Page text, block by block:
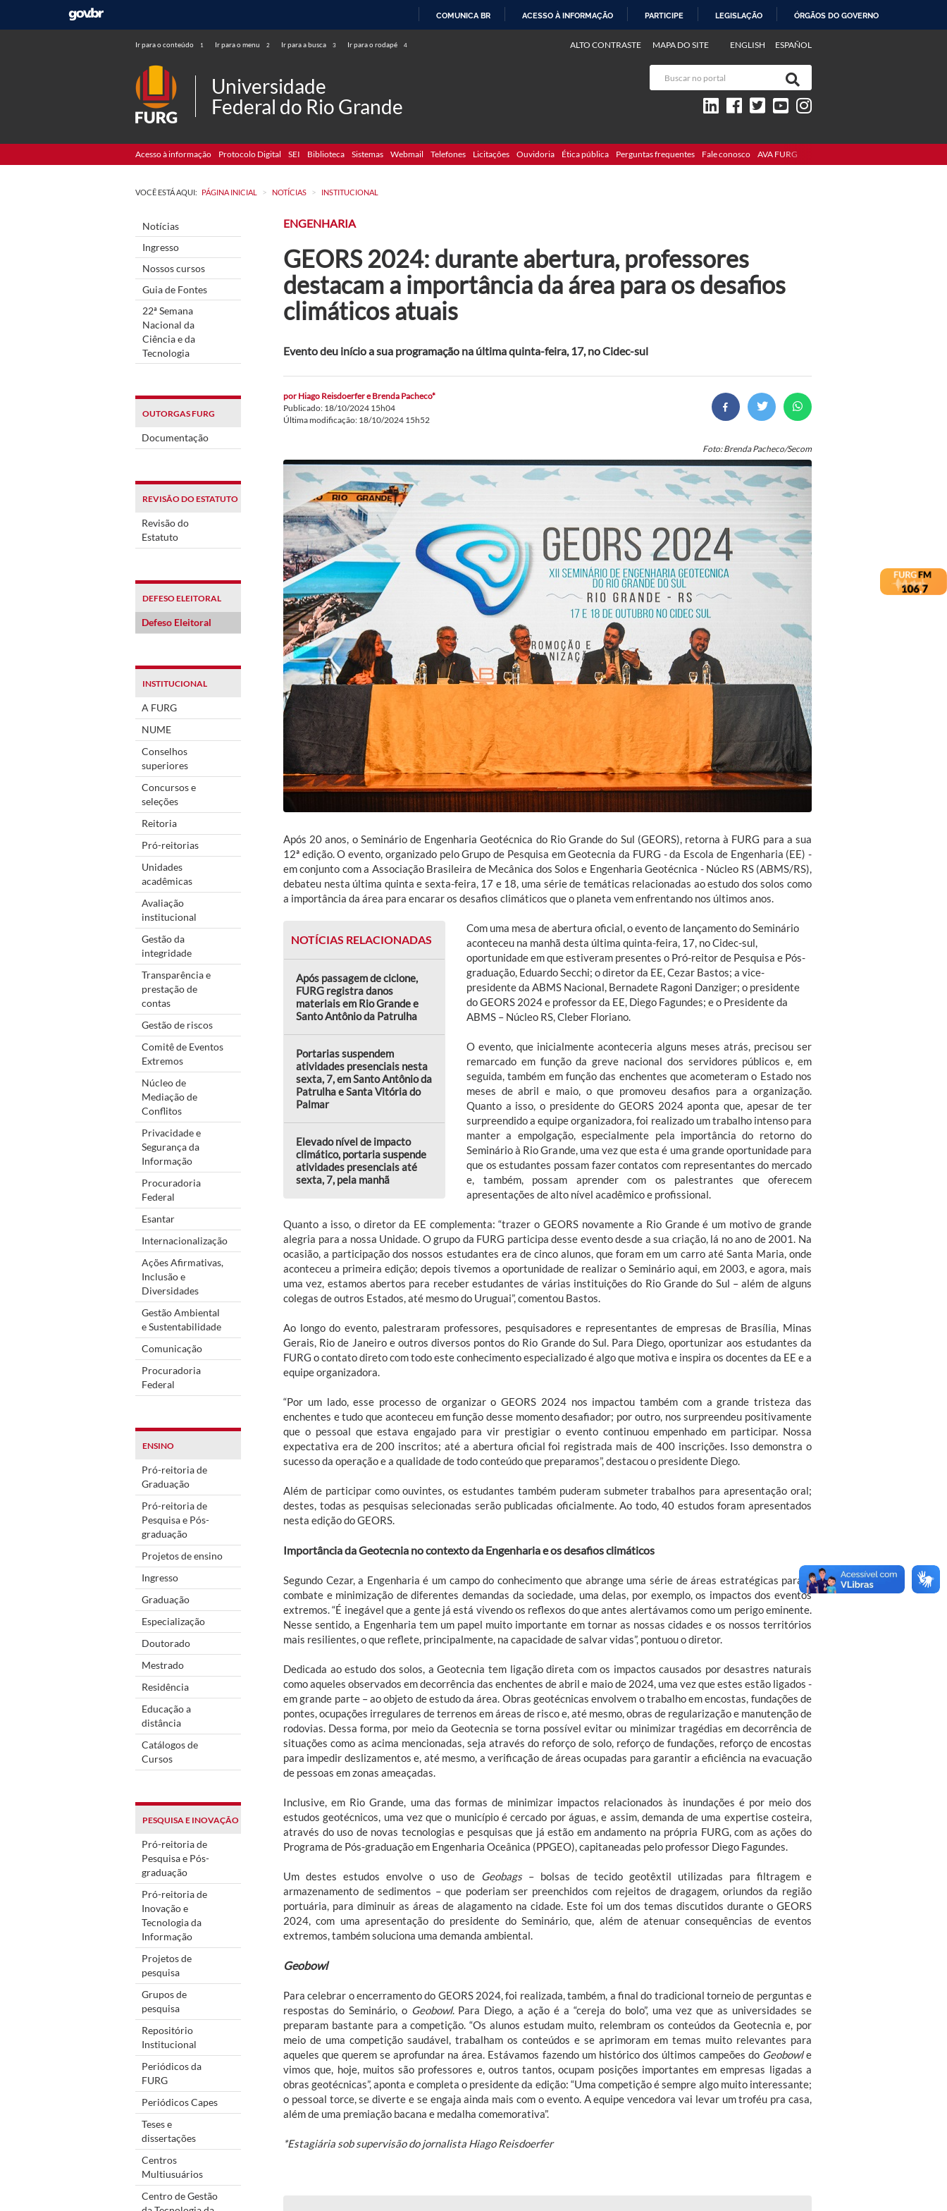
COMUNICA BR ACESSO À INFORMAÇÃO PARTICIPE LEGISLAÇÃO ÓRGÃOS DO GOVERNO
Ir para o conteúdo 1 Ir para o menu 2 Ir para a busca 3 Ir para o rodapé 4 ENGLISH ESPAÑOL
ALTO CONTRASTE MAPA DO SITE
Universidade
Federal do Rio Grande
Acesso à informação Protocolo Digital SEI Biblioteca Sistemas Webmail Telefones Licitações Ouvidoria Ética pública Perguntas frequentes Fale conosco AVA FURG
VOCÊ ESTÁ AQUI: PÁGINA INICIAL > NOTÍCIAS > INSTITUCIONAL
Notícias
Ingresso
Nossos cursos
Guia de Fontes
22ª Semana
Nacional da
Ciência e da
Tecnologia
OUTORGAS FURG
Documentação
REVISÃO DO ESTATUTO
Revisão do
Estatuto
DEFESO ELEITORAL
Defeso Eleitoral
INSTITUCIONAL
A FURG
NUME
Conselhos
superiores
Concursos e
seleções
Reitoria
Pró-reitorias
Unidades
acadêmicas
Avaliação
institucional
Gestão da
integridade
Transparência e
prestação de
contas
Gestão de riscos
Comitê de Eventos
Extremos
Núcleo de
Mediação de
Conflitos
Privacidade e
Segurança da
Informação
Procuradoria
Federal
Esantar
Internacionalização
Ações Afirmativas,
Inclusão e
Diversidades
Gestão Ambiental
e Sustentabilidade
Comunicação
Procuradoria
Federal
ENSINO
Pró-reitoria de
Graduação
Pró-reitoria de
Pesquisa e Pós-
graduação
Projetos de ensino
Ingresso
Graduação
Especialização
Doutorado
Mestrado
Residência
Educação a
distância
Catálogos de
Cursos
PESQUISA E INOVAÇÃO
Pró-reitoria de
Pesquisa e Pós-
graduação
Pró-reitoria de
Inovação e
Tecnologia da
Informação
Projetos de
pesquisa
Grupos de
pesquisa
Repositório
Institucional
Periódicos da
FURG
Periódicos Capes
Teses e
dissertações
Centros
Multiusuários
Centro de Gestão
ENGENHARIA
GEORS 2024: durante abertura, professores
destacam a importância da área para os desafios
climáticos atuais
Evento deu início a sua programação na última quinta-feira, 17, no Cidec-sul
por Hiago Reisdoerfer e Brenda Pacheco*
Publicado: 18/10/2024 15h04
Última modificação: 18/10/2024 15h52
Foto: Brenda Pacheco/Secom
Após 20 anos, o Seminário de Engenharia Geotécnica do Rio Grande do Sul (GEORS), retorna à FURG para a sua
12ª edição. O evento, organizado pelo Grupo de Pesquisa em Geotecnia da FURG - da Escola de Engenharia (EE) -
em conjunto com a Associação Brasileira de Mecânica dos Solos e Engenharia Geotécnica - Núcleo RS (ABMS/RS),
debateu nesta última quinta e sexta-feira, 17 e 18, uma série de temáticas relacionadas ao estudo dos solos como
a importância da área para encarar os desafios climáticos que o planeta vem enfrentando nos últimos anos.
NOTÍCIAS RELACIONADAS
Após passagem de ciclone,
FURG registra danos
materiais em Rio Grande e
Santo Antônio da Patrulha
Portarias suspendem
atividades presenciais nesta
sexta, 7, em Santo Antônio da
Patrulha e Santa Vitória do
Palmar
Elevado nível de impacto
climático, portaria suspende
atividades presenciais até
sexta, 7, pela manhã
Com uma mesa de abertura oficial, o evento de lançamento do Seminário
aconteceu na manhã desta última quinta-feira, 17, no Cidec-sul,
oportunidade em que estiveram presentes o Pró-reitor de Pesquisa e Pós-
graduação, Eduardo Secchi; o diretor da EE, Cezar Bastos; a vice-
presidente da ABMS Nacional, Bernadete Ragoni Danziger; o presidente
do GEORS 2024 e professor da EE, Diego Fagundes; e o Presidente da
ABMS – Núcleo RS, Cleber Floriano.
O evento, que inicialmente aconteceria alguns meses atrás, precisou ser
remarcado em função da greve nacional dos servidores públicos e, em
seguida, também em função das enchentes que acometeram o Estado nos
meses de abril e maio, o que promoveu desafios para a organização.
Quanto a isso, o presidente do GEORS 2024 aponta que, apesar de ter
surpreendido a equipe organizadora, foi realizado um trabalho intenso para
manter a empolgação, especialmente pela importância do retorno do
Seminário à Rio Grande, uma vez que esta é uma grande oportunidade para
que os estudantes possam fazer contatos com representantes do mercado
e, também, possam aprender com os palestrantes que oferecem
apresentações de alto nível acadêmico e profissional.
Quanto a isso, o diretor da EE complementa: “trazer o GEORS novamente a Rio Grande é um motivo de grande
alegria para a nossa Unidade. O grupo da FURG participa desse evento desde a sua criação, lá no ano de 2001. Na
ocasião, a participação dos nossos estudantes era de cinco alunos, que foram em um carro até Santa Maria, onde
aconteceu a primeira edição; depois tivemos a oportunidade de realizar o Seminário aqui, em 2003, e agora, mais
uma vez, estamos abertos para receber estudantes de várias instituições do Rio Grande do Sul – além de alguns
colegas de outros Estados, até mesmo do Uruguai”, comentou Bastos.
Ao longo do evento, palestraram professores, pesquisadores e representantes de empresas de Brasília, Minas
Gerais, Rio de Janeiro e outros diversos pontos do Rio Grande do Sul. Para Diego, oportunizar aos estudantes da
FURG o contato direto com todo este conhecimento especializado é algo que motiva e inspira os docentes da EE e a
equipe organizadora.
“Por um lado, esse processo de organizar o GEORS 2024 nos impactou também com a grande tristeza das
enchentes e tudo que aconteceu em função desse momento desafiador; por outro, nos surpreendeu positivamente
que o pessoal que estava engajado para vir prestigiar o evento continuou empenhado em participar. Nossa
expectativa era de 200 inscritos; até a abertura oficial foi registrada mais de 400 inscrições. Isso demonstra o
sucesso da operação e a qualidade de todo conteúdo que preparamos”, destacou o presidente Diego.
Além de participar como ouvintes, os estudantes também puderam submeter trabalhos para apresentação oral;
destes, todas as pesquisas selecionadas serão publicadas oficialmente. Ao todo, 40 estudos foram apresentados
nesta edição do GEORS.
Importância da Geotecnia no contexto da Engenharia e os desafios climáticos
Segundo Cezar, a Engenharia é um campo do conhecimento que abrange uma série de áreas estratégicas para o
combate e minimização de diferentes demandas da sociedade, uma delas, por exemplo, os impactos dos eventos
extremos. “É inegável que a gente já está vivendo os reflexos do que antes alertávamos como um perigo eminente.
Nesse sentido, a Engenharia tem um papel muito importante em tornar as nossas cidades e os nossos territórios
mais resilientes, o que reflete, principalmente, na capacidade de salvar vidas”, pontuou o diretor.
Dedicada ao estudo dos solos, a Geotecnia tem ligação direta com os impactos causados por desastres naturais
como aqueles observados em decorrência das enchentes de abril e maio de 2024, uma vez que estes estão ligados -
em grande parte – ao objeto de estudo da área. Obras geotécnicas envolvem o trabalho em encostas, fundações de
pontes, ocupações irregulares de terrenos em áreas de risco e, até mesmo, obras de regularização e manutenção de
rodovias. Dessa forma, por meio da Geotecnia se torna possível evitar ou minimizar tragédias em decorrência de
situações como as acima mencionadas, seja através do reforço de solo, reforço de fundações, reforço de encostas
para impedir deslizamentos e, até mesmo, a verificação de áreas ocupadas para garantir a eficiência na evacuação
de pessoas em zonas ameaçadas.
Inclusive, em Rio Grande, uma das formas de minimizar impactos relacionados às inundações é por meio dos
estudos geotécnicos, uma vez que o município é cercado por águas, e assim, demanda de uma expertise costeira,
através do uso de novas tecnologias e pesquisas que já estão em andamento na própria FURG, com as ações do
Programa de Pós-graduação em Engenharia Oceânica (PPGEO), capitaneadas pelo professor Diego Fagundes.
Um destes estudos envolve o uso de Geobags– bolsas de tecido geotêxtil utilizadas para filtragem e
armazenamento de sedimentos – que poderiam ser preenchidos com rejeitos de dragagem, oriundos da região
portuária, para diminuir as áreas de alagamento na cidade. Este foi um dos temas discutidos durante o GEORS
2024, com uma apresentação do presidente do Seminário, que, além de atenuar consequências de eventos
extremos, também soluciona uma demanda ambiental.
Geobowl
Para celebrar o encerramento do GEORS 2024, foi realizada, também, a final do tradicional torneio de perguntas e
respostas do Seminário, o Geobowl. Para Diego, a ação é a “cereja do bolo”, uma vez que as universidades se
preparam bastante para a competição. “Os alunos estudam muito, relembram os conteúdos da Geotecnia e, por
meio de uma competição saudável, trabalham os conteúdos e se aprimoram em temas muito relevantes para
aqueles que querem se aprofundar na área. Estávamos fazendo um histórico dos últimos campeões do Geobowle
vimos que, hoje, muitos são professores e, outros tantos, ocupam posições importantes em empresas ligadas a
obras geotécnicas”, aponta e completa o presidente da edição: “Uma competição é sempre algo muito interessante;
o pessoal torce, se diverte e se engaja ainda mais com o evento. A equipe vencedora vai levar um troféu pra casa,
além de uma premiação bacana e medalha comemorativa”.
*Estagiária sob supervisão do jornalista Hiago Reisdoerfer